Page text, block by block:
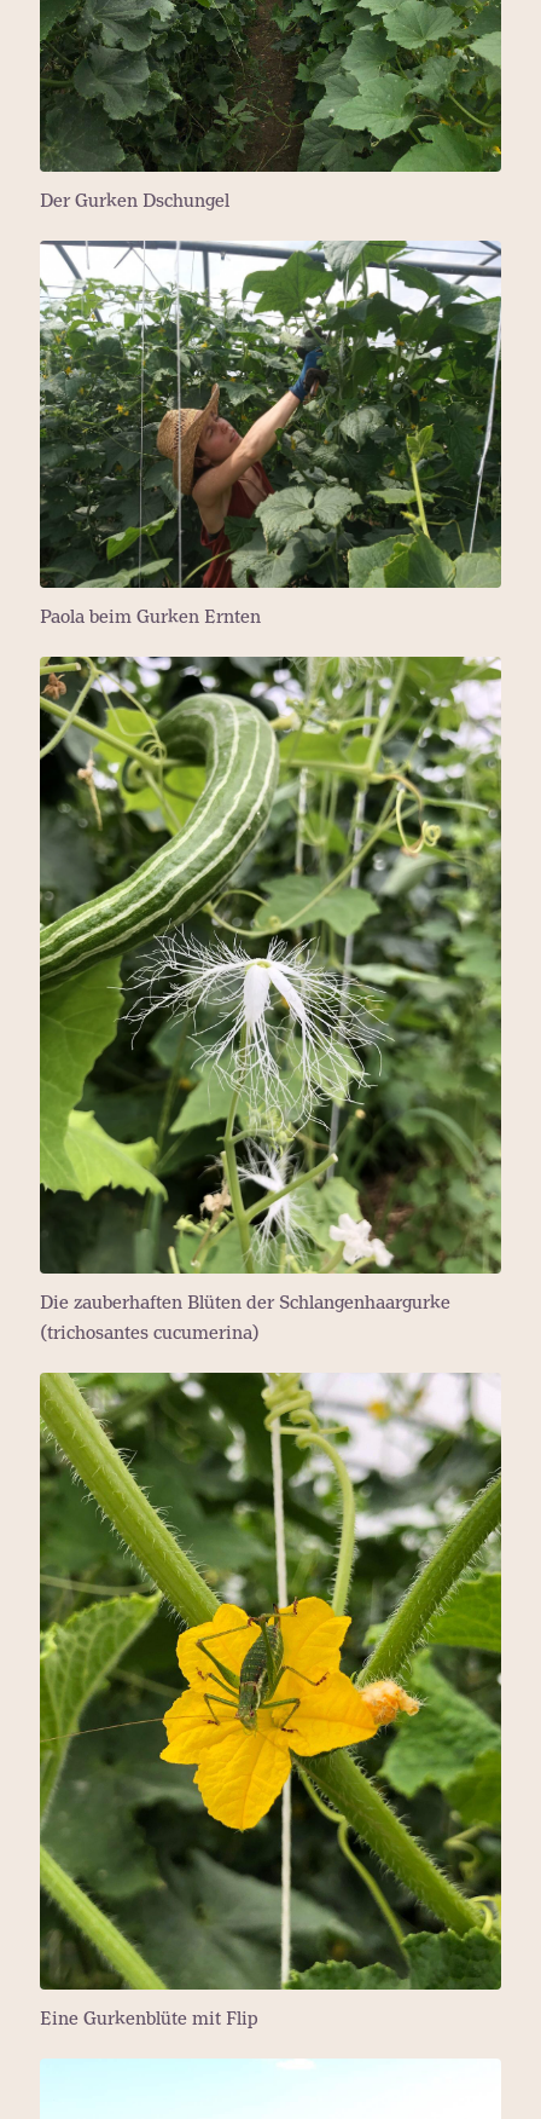
Der Gurken Dschungel
Paola beim Gurken Ernten
Die zauberhaften Blüten der Schlangenhaargurke
(trichosantes cucumerina)
Eine Gurkenblüte mit Flip